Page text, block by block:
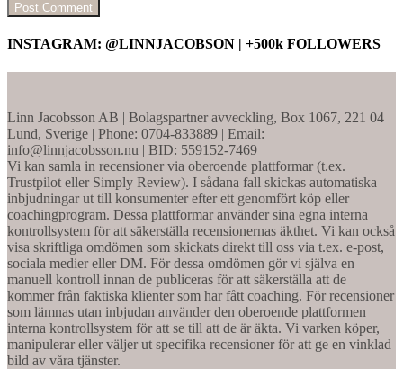
INSTAGRAM: @LINNJACOBSON | +500k FOLLOWERS
Linn Jacobsson AB | Bolagspartner avveckling, Box 1067, 221 04
Lund, Sverige | Phone: 0704-833889 | Email:
info@linnjacobsson.nu | BID: 559152-7469
Vi kan samla in recensioner via oberoende plattformar (t.ex.
Trustpilot eller Simply Review). I sådana fall skickas automatiska
inbjudningar ut till konsumenter efter ett genomfört köp eller
coachingprogram. Dessa plattformar använder sina egna interna
kontrollsystem för att säkerställa recensionernas äkthet. Vi kan också
visa skriftliga omdömen som skickats direkt till oss via t.ex. e-post,
sociala medier eller DM. För dessa omdömen gör vi själva en
manuell kontroll innan de publiceras för att säkerställa att de
kommer från faktiska klienter som har fått coaching. För recensioner
som lämnas utan inbjudan använder den oberoende plattformen
interna kontrollsystem för att se till att de är äkta. Vi varken köper,
manipulerar eller väljer ut specifika recensioner för att ge en vinklad
bild av våra tjänster.